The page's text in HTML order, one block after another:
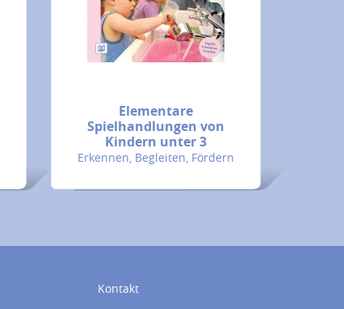
Elementare
Spielhandlungen von
Kindern unter 3
Erkennen, Begleiten, Fördern
Kontakt